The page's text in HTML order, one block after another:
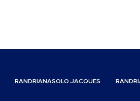
RANDRIANASOLO JACQUES